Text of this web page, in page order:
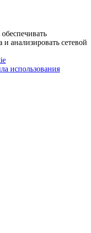
анализировать сетевой
использования